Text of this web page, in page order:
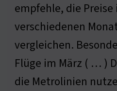
empfehle, die Preise
verschiedenen
vergleichen.
Flüge im März ( … )
die Metrolinien